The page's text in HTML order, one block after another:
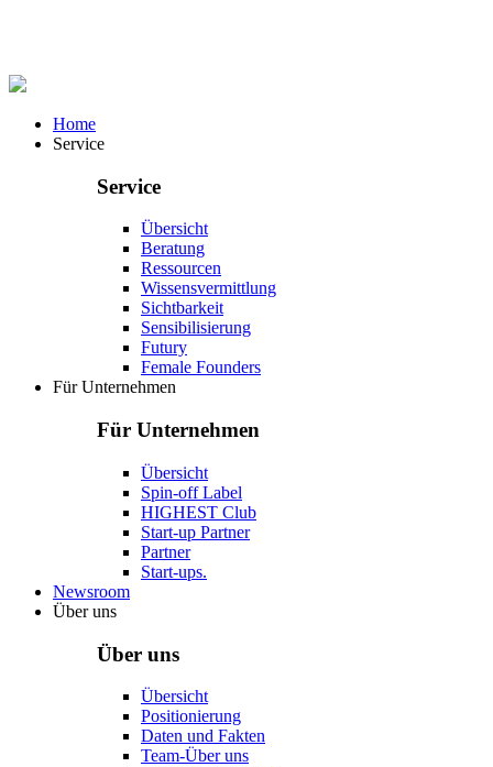
Home
Service
Service
Übersicht
Beratung
Ressourcen
Wissensvermittlung
Sichtbarkeit
Sensibilisierung
Futury
Female Founders
Für Unternehmen
Für Unternehmen
Übersicht
Spin-off Label
HIGHEST Club
Start-up Partner
Partner
Start-ups.
Newsroom
Über uns
Über uns
Übersicht
Positionierung
Daten und Fakten
Team-Über uns